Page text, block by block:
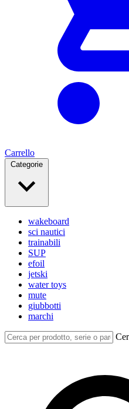
Carrello
Categorie
wakeboard
sci nautici
trainabili
SUP
efoil
jetski
water toys
mute
giubbotti
marchi